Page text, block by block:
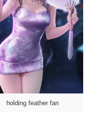
holding feather fan